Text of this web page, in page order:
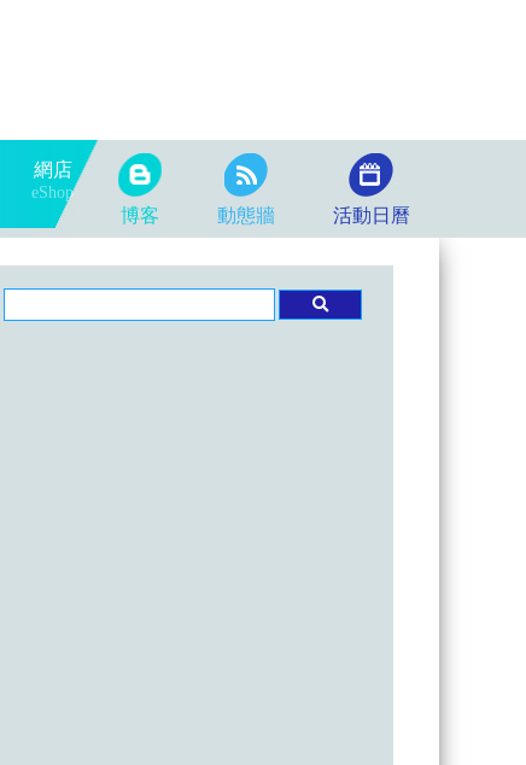
網店
eShop
博客 動態牆 活動日曆